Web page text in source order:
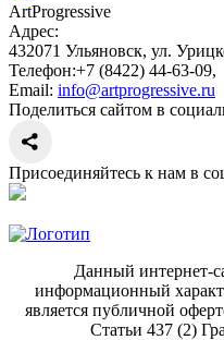
ArtProgressive
Адрес:
432071 Ульяновск, ул.
Телефон:+7 (8422) 44-63-09,
Email: info@artprogressive.ru
Поделиться сайтом в
Присоединяйтесь к нам в
Данный интернет-
информационный
является публичной
Статьи 437 (2)